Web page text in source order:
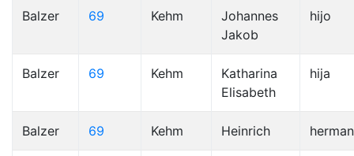
Balzer 69 Kehm
Johannes
Jakob
hijo
Balzer 69 Kehm
Katharina
Elisabeth
hija
Balzer 69 Kehm Heinrich